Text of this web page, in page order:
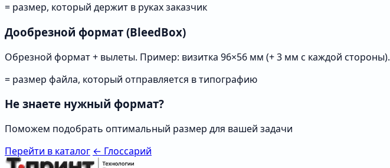
= размер, который держит в руках заказчик
Дообрезной формат (BleedBox)
Обрезной формат + вылеты. Пример: визитка 96×56 мм (+ 3 мм с каждой стороны).
= размер файла, который отправляется в типографию
Не знаете нужный формат?
Поможем подобрать оптимальный размер для вашей задачи
Перейти в каталог ← Глоссарий